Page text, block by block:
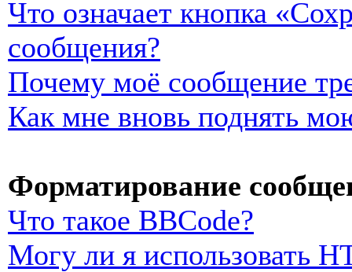
Что означает кнопка
сообщения?
Почему моё сообщение
Как мне вновь поднять
Форматирование
Что такое BBCode?
Могу ли я использовать